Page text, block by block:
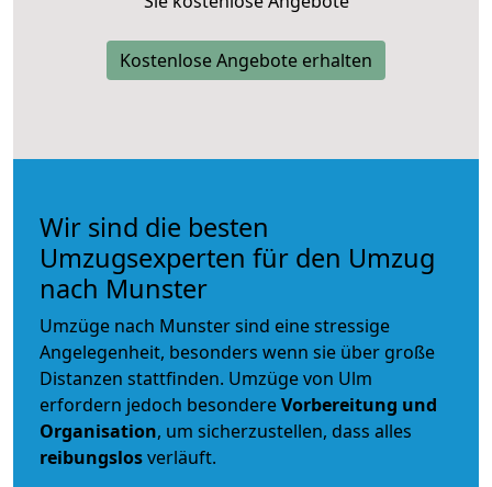
Kostenlose Angebote erhalten
Wir sind die besten
Umzugsexperten für den Umzug
nach Munster
Umzüge nach Munster sind eine stressige
Angelegenheit, besonders wenn sie über große
Distanzen stattfinden. Umzüge von Ulm
erfordern jedoch besondereVorbereitung und
Organisation, um sicherzustellen, dass alles
reibungslosverläuft.